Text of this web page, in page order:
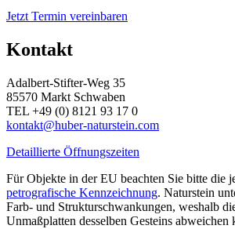
Jetzt Termin vereinbaren
Kontakt
Adalbert-Stifter-Weg 35
85570 Markt Schwaben
TEL +49 (0) 8121 93 17 0
kontakt@huber-naturstein.com
Detaillierte Öffnungszeiten
Für Objekte in der EU beachten Sie bitte die
petrografische Kennzeichnung. Naturstein
Farb- und Strukturschwankungen, weshalb
Unmaßplatten desselben Gesteins abweichen